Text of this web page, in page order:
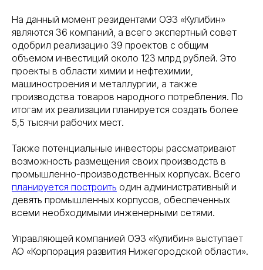
На данный момент резидентами ОЭЗ «Кулибин»
являются 36 компаний, а всего экспертный совет
одобрил реализацию 39 проектов с общим
объемом инвестиций около 123 млрд рублей. Это
проекты в области химии и нефтехимии,
машиностроения и металлургии, а также
производства товаров народного потребления. По
итогам их реализации планируется создать более
5,5 тысячи рабочих мест.
Также потенциальные инвесторы рассматривают
возможность размещения своих производств в
промышленно-производственных корпусах. Всего
планируется построить один административный и
девять промышленных корпусов, обеспеченных
всеми необходимыми инженерными сетями.
Управляющей компанией ОЭЗ «Кулибин» выступает
АО «Корпорация развития Нижегородской области».